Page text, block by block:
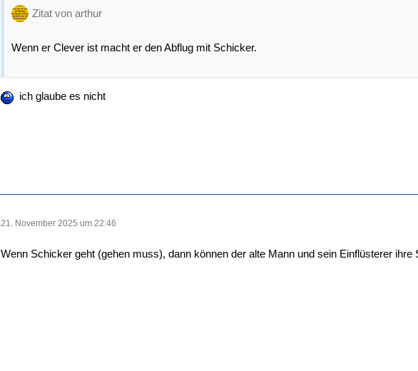
Zitat von arthur
Wenn er Clever ist macht er den Abflug mit Schicker.
ich glaube es nicht
21. November 2025 um 22:46
Wenn Schicker geht (gehen muss), dann können der alte Mann und sein Einflüsterer